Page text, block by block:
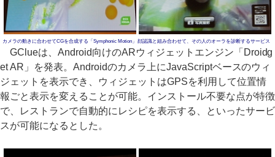
カメラの動きに合わせてCGを合成する「Symphonic Motion」 顔認識と組み合わせて、その人のオーラを診断するサービス
GClueは、Android向けのARウィジェットエンジン「Droidg
et AR」を発表。Androidのカメラ上にJavaScriptベースのウィ
ジェットを表示でき、ウィジェットはGPSを利用して位置情
報ごと表示を変えることが可能。インストール不要な点が特徴
で、レストランで自動的にレシピを表示する、といったサービ
スが可能になるとした。